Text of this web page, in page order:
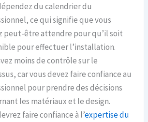
du calendrier du
ce qui signifie que vous
peut-être attendre pour qu’il soit
pour effectuer l’installation.
moins de contrôle sur le
car vous devez faire confiance au
pour prendre des décisions
les matériaux et le design.
faire confiance à l’expertise du